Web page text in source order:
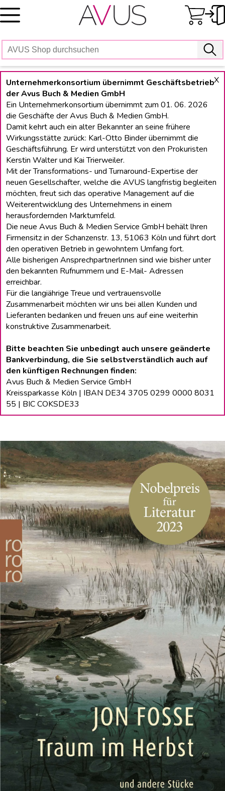
Skip
to
X
Unternehmerkonsortium übernimmt Geschäftsbetrieb
der Avus Buch & Medien GmbH
Ein Unternehmerkonsortium übernimmt zum 01. 06. 2026
die Geschäfte der Avus Buch & Medien GmbH.
Damit kehrt auch ein alter Bekannter an seine frühere
Wirkungsstätte zurück: Karl-Otto Binder übernimmt die
Geschäftsführung. Er wird unterstützt von den Prokuristen
Kerstin Walter und Kai Trierweiler.
Mit der Transformations- und Turnaround-Expertise der
neuen Gesellschafter, welche die AVUS langfristig begleiten
möchten, freut sich das operative Management auf die
Weiterentwicklung des Unternehmens in einem
herausfordernden Marktumfeld.
Die neue Avus Buch & Medien Service GmbH behält lhren
Firmensitz in der Schanzenstr. 13, 51063 Köln und führt dort
den operativen Betrieb in gewohntem Umfang fort.
Alle bisherigen Ansprechpartnerlnnen sind wie bisher unter
den bekannten Rufnummern und E-Mail- Adressen
erreichbar.
Für die langiährige Treue und vertrauensvolle
Zusammenarbeit möchten wir uns bei allen Kunden und
Lieferanten bedanken und freuen uns auf eine weiterhin
konstruktive Zusammenarbeit.
Bitte beachten Sie unbedingt auch unsere geänderte
Bankverbindung, die Sie selbstverständlich auch auf
den künftigen Rechnungen finden:
Avus Buch & Medien Service GmbH
Kreissparkasse Köln | IBAN DE34 3705 0299 0000 8031
55 | BIC COKSDE33